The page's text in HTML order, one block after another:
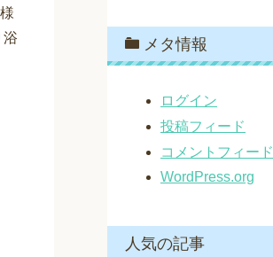
浴
メタ情報
ログイン
投稿フィード
コメントフィード
WordPress.org
人気の記事